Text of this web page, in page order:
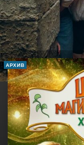
АРХИВ